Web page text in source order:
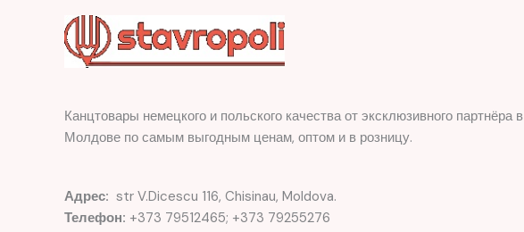
Канцтовары немецкого и польского качества от эксклюзивного партнёра в
Молдове по самым выгодным ценам, оптом и в розницу.
Адрес: str V.Dicescu 116, Chisinau, Moldova.
Телефон: +373 79512465; +373 79255276